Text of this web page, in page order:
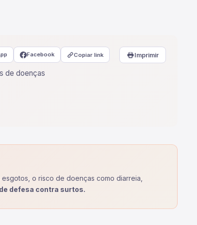
de doenças
Imprimir
Facebook Copiar link
o risco de doenças como diarreia,
defesa contra surtos.